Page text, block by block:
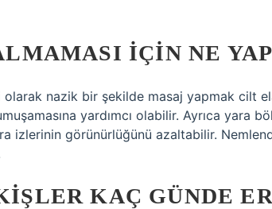
IÇIN NE
olarak nazik bir şekilde masaj yapmak cilt
yardımcı olabilir. Ayrıca yara
izlerinin görünürlüğünü azaltabilir.
KAÇ GÜNDE